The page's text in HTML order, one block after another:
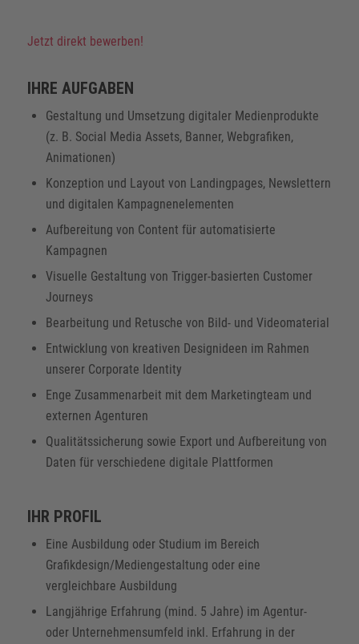
Jetzt direkt bewerben!
IHRE AUFGABEN
Gestaltung und Umsetzung digitaler Medienprodukte
(z. B. Social Media Assets, Banner, Webgrafiken,
Animationen)
Konzeption und Layout von Landingpages, Newslettern
und digitalen Kampagnenelementen
Aufbereitung von Content für automatisierte
Kampagnen
Visuelle Gestaltung von Trigger-basierten Customer
Journeys
Bearbeitung und Retusche von Bild- und Videomaterial
Entwicklung von kreativen Designideen im Rahmen
unserer Corporate Identity
Enge Zusammenarbeit mit dem Marketingteam und
externen Agenturen
Qualitätssicherung sowie Export und Aufbereitung von
Daten für verschiedene digitale Plattformen
IHR PROFIL
Eine Ausbildung oder Studium im Bereich
Grafikdesign/Mediengestaltung oder eine
vergleichbare Ausbildung
Langjährige Erfahrung (mind. 5 Jahre) im Agentur-
oder Unternehmensumfeld inkl. Erfahrung in der